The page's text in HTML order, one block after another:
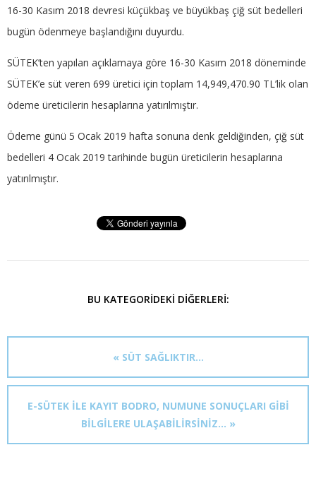
16-30 Kasım 2018 devresi küçükbaş ve büyükbaş çiğ süt bedelleri
bugün ödenmeye başlandığını duyurdu.
SÜTEK’ten yapılan açıklamaya göre 16-30 Kasım 2018 döneminde
SÜTEK’e süt veren 699 üretici için toplam 14,949,470.90 TL’lik olan
ödeme üreticilerin hesaplarına yatırılmıştır.
Ödeme günü 5 Ocak 2019 hafta sonuna denk geldiğinden, çiğ süt
bedelleri 4 Ocak 2019 tarihinde bugün üreticilerin hesaplarına
yatırılmıştır.
BU KATEGORIDEKI DIĞERLERI:
« SÜT SAĞLIKTIR...
E-SÜTEK ILE KAYIT BODRO, NUMUNE SONUÇLARI GIBI
BILGILERE ULAŞABILIRSINIZ... »